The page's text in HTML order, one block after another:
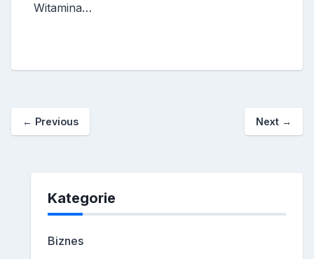
Witamina…
← Previous Next →
Kategorie
Biznes